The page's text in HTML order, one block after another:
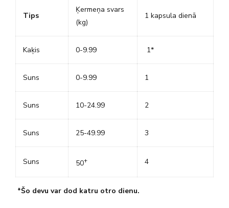
Tips
Ķermeņa svars
(kg)
1 kapsula dienā
Kaķis 0-9.99 1*
Suns 0-9.99 1
Suns 10-24.99 2
Suns 25-49.99 3
Suns 50+ 4
*Šo devu var dod katru otro dienu.